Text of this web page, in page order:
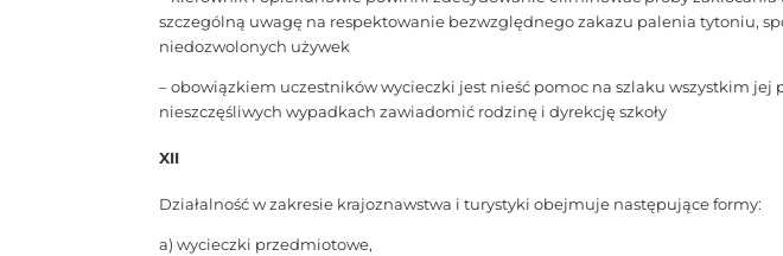
szczególną uwagę na respektowanie bezwzględnego zakazu palenia tytoniu,
niedozwolonych używek
– obowiązkiem uczestników wycieczki jest nieść pomoc na szlaku wszystkim
nieszczęśliwych wypadkach zawiadomić rodzinę i dyrekcję szkoły
XII
Działalność w zakresie krajoznawstwa i turystyki obejmuje następujące formy:
a) wycieczki przedmiotowe,